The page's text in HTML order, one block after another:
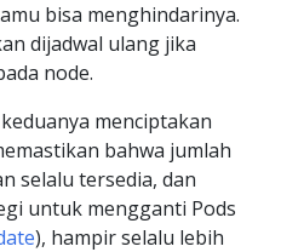
bisa menghindarinya.
dijadwal ulang jika
node.
menciptakan
bahwa jumlah
selalu tersedia, dan
untuk mengganti Pods
), hampir selalu lebih